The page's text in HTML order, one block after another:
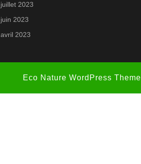
juillet 2023
juin 2023
avril 2023
Eco Nature WordPress Theme